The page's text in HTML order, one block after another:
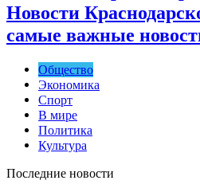
Новости
самые важные
Общество
Экономика
Спорт
В мире
Политика
Культура
Последние новости